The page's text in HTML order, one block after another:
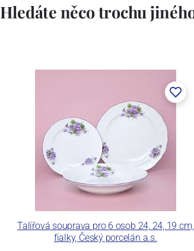
Hledáte něco trochu
Talířová souprava pro 6 osob 24, 24, 19 cm,
fialky, Český porcelán a.s.